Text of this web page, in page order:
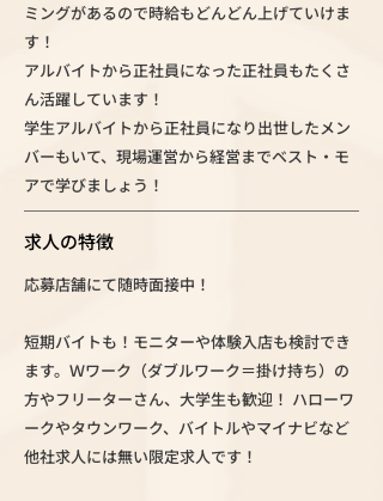
ミングがあるので時給もどんどん上げていけま
す！
アルバイトから正社員になった正社員もたくさ
ん活躍しています！
学生アルバイトから正社員になり出世したメン
バーもいて、現場運営から経営までベスト・モ
アで学びましょう！
求人の特徴
応募店舗にて随時面接中！
短期バイトも！モニターや体験入店も検討でき
ます。Ｗワーク（ダブルワーク＝掛け持ち）の
方やフリーターさん、大学生も歓迎！ ハローワ
ークやタウンワーク、バイトルやマイナビなど
他社求人には無い限定求人です！